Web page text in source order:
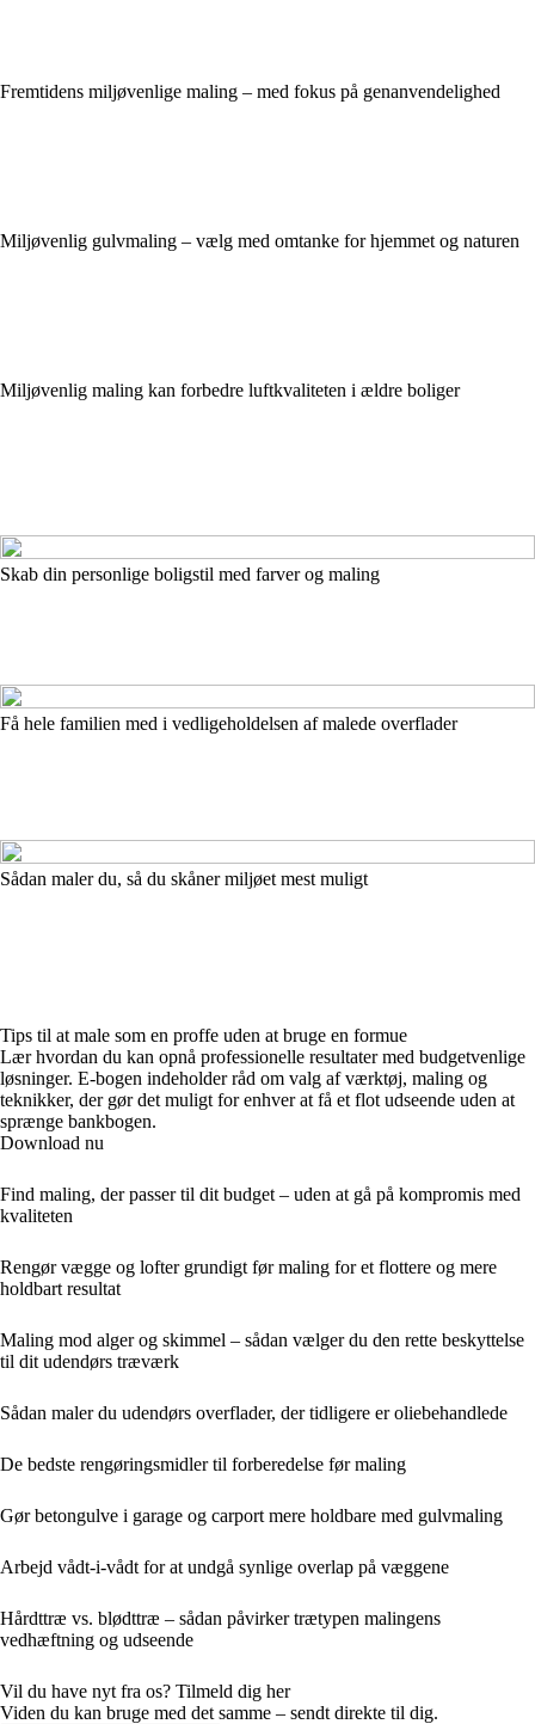
Fremtidens miljøvenlige maling – med fokus på genanvendelighed
Miljøvenlig gulvmaling – vælg med omtanke for hjemmet og naturen
Miljøvenlig maling kan forbedre luftkvaliteten i ældre boliger
Skab din personlige boligstil med farver og maling
Få hele familien med i vedligeholdelsen af malede overflader
Sådan maler du, så du skåner miljøet mest muligt
Tips til at male som en proffe uden at bruge en formue
Lær hvordan du kan opnå professionelle resultater med budgetvenlige
løsninger. E-bogen indeholder råd om valg af værktøj, maling og
teknikker, der gør det muligt for enhver at få et flot udseende uden at
sprænge bankbogen.
Download nu
Find maling, der passer til dit budget – uden at gå på kompromis med
kvaliteten
Rengør vægge og lofter grundigt før maling for et flottere og mere
holdbart resultat
Maling mod alger og skimmel – sådan vælger du den rette beskyttelse
til dit udendørs træværk
Sådan maler du udendørs overflader, der tidligere er oliebehandlede
De bedste rengøringsmidler til forberedelse før maling
Gør betongulve i garage og carport mere holdbare med gulvmaling
Arbejd vådt-i-vådt for at undgå synlige overlap på væggene
Hårdttræ vs. blødttræ – sådan påvirker trætypen malingens
vedhæftning og udseende
Vil du have nyt fra os? Tilmeld dig her
Viden du kan bruge med det samme – sendt direkte til dig.